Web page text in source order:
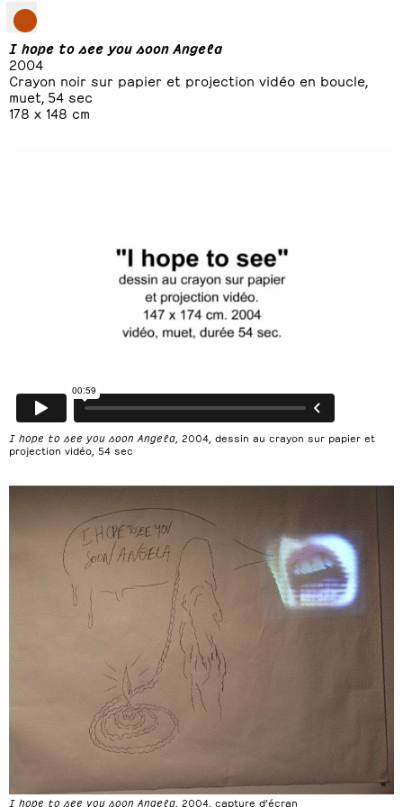
I hope to see you soon Angela
2004
Crayon noir sur papier et projection vidéo en boucle,
muet, 54 sec
178 x 148 cm
I hope to see you soon Angela, 2004, dessin au crayon sur papier et
projection vidéo, 54 sec
I hope to see you soon Angela , 2004, capture d’écran